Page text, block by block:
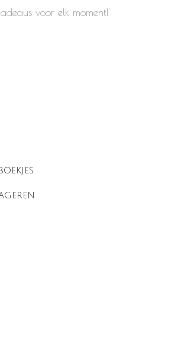
voor elk moment!'